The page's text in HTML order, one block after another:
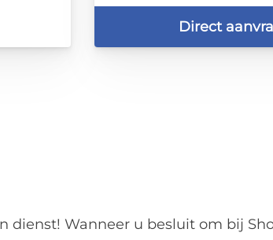
Direct
dienst! Wanneer u besluit om bij